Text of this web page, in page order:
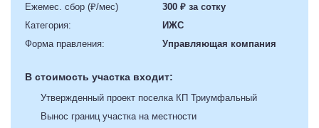
Ежемес. сбор (₽/мес)
300 ₽ за сотку
Категория:
ИЖС
Форма правления:
Управляющая компания
В стоимость участка входит:
Утвержденный проект поселка КП Триумфальный
Вынос границ участка на местности